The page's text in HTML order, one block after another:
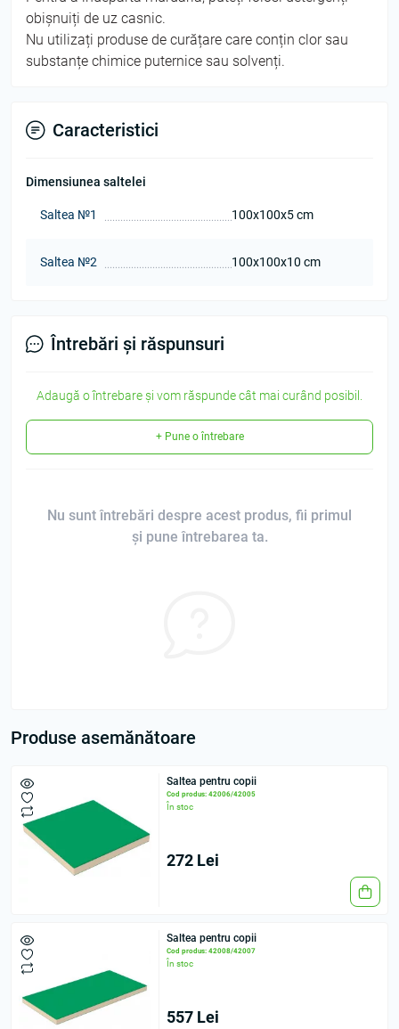
obișnuiți de uz casnic.
Nu utilizați produse de curățare care conțin clor sau
substanțe chimice puternice sau solvenți.
Caracteristici
Dimensiunea saltelei
Saltea №1 100х100х5 cm
Saltea №2 100х100х10 cm
Întrebări și răspunsuri
Adaugă o întrebare și vom răspunde cât mai curând posibil.
+ Pune o întrebare
Nu sunt întrebări despre acest produs, fii primul
și pune întrebarea ta.
Produse asemănătoare
Saltea pentru copii
Cod produs: 42006/42005
În stoc
272 Lei
Saltea pentru copii
Cod produs: 42008/42007
În stoc
557 Lei